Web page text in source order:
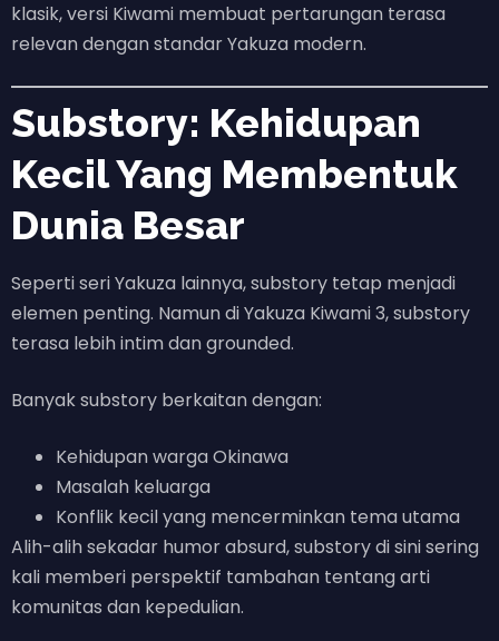
klasik, versi Kiwami membuat pertarungan terasa
relevan dengan standar Yakuza modern.
Substory: Kehidupan
Kecil Yang Membentuk
Dunia Besar
Seperti seri Yakuza lainnya, substory tetap menjadi
elemen penting. Namun di Yakuza Kiwami 3, substory
terasa lebih intim dan grounded.
Banyak substory berkaitan dengan:
Kehidupan warga Okinawa
Masalah keluarga
Konflik kecil yang mencerminkan tema utama
Alih-alih sekadar humor absurd, substory di sini sering
kali memberi perspektif tambahan tentang arti
komunitas dan kepedulian.